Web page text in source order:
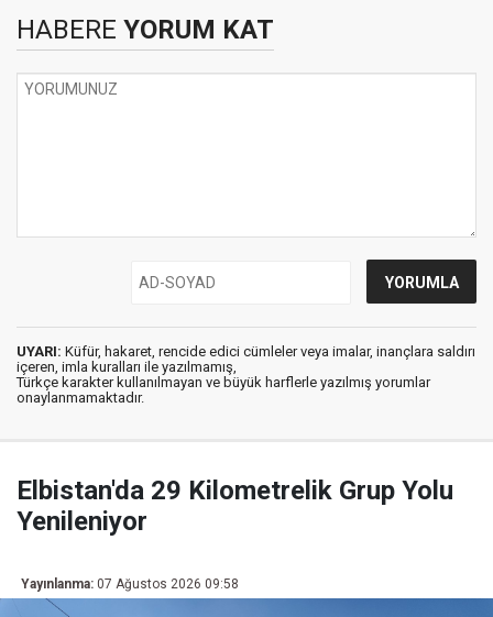
HABERE YORUM KAT
UYARI: Küfür, hakaret, rencide edici cümleler veya imalar, inançlara saldırı
içeren, imla kuralları ile yazılmamış,
Türkçe karakter kullanılmayan ve büyük harflerle yazılmış yorumlar
onaylanmamaktadır.
Elbistan'da 29 Kilometrelik Grup Yolu
Yenileniyor
Yayınlanma: 07 Ağustos 2026 09:58